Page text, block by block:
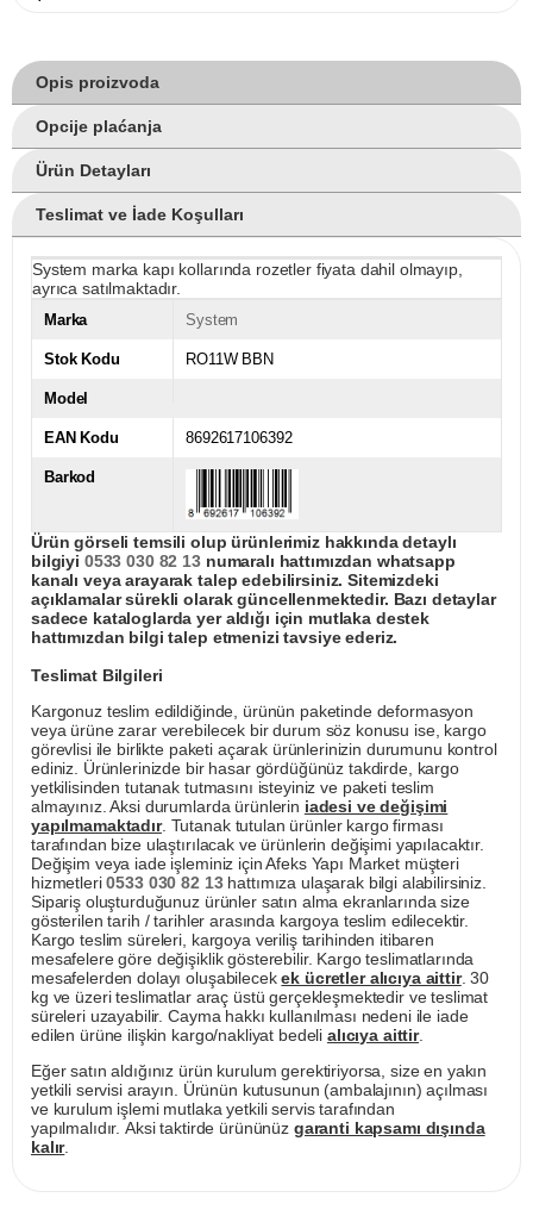
Opis proizvoda
Opcije plaćanja
Ürün Detayları
Teslimat ve İade Koşulları
System marka kapı kollarında rozetler fiyata dahil olmayıp,
ayrıca satılmaktadır.
Marka System
Stok Kodu RO11W BBN
Model
EAN Kodu 8692617106392
Barkod
Ürün görseli temsili olup ürünlerimiz hakkında detaylı
bilgiyi 0533 030 82 13numaralı hattımızdan whatsapp
kanalı veya arayarak talep edebilirsiniz. Sitemizdeki
açıklamalar sürekli olarak güncellenmektedir. Bazı detaylar
sadece kataloglarda yer aldığı için mutlaka destek
hattımızdan bilgi talep etmenizi tavsiye ederiz.
Teslimat Bilgileri
Kargonuz teslim edildiğinde, ürünün paketinde deformasyon
veya ürüne zarar verebilecek bir durum söz konusu ise, kargo
görevlisi ile birlikte paketi açarak ürünlerinizin durumunu kontrol
ediniz. Ürünlerinizde bir hasar gördüğünüz takdirde, kargo
yetkilisinden tutanak tutmasını isteyiniz ve paketi teslim
almayınız. Aksi durumlarda ürünlerin iadesi ve değişimi
yapılmamaktadır. Tutanak tutulan ürünler kargo firması
tarafından bize ulaştırılacak ve ürünlerin değişimi yapılacaktır.
Değişim veya iade işleminiz için Afeks Yapı Market müşteri
hizmetleri0533 030 82 13hattımıza ulaşarak bilgi alabilirsiniz.
Sipariş oluşturduğunuz ürünler satın alma ekranlarında size
gösterilen tarih / tarihler arasında kargoya teslim edilecektir.
Kargo teslim süreleri, kargoya veriliş tarihinden itibaren
mesafelere göre değişiklik gösterebilir. Kargo teslimatlarında
mesafelerden dolayı oluşabilecekek ücretler alıcıya aittir. 30
kg ve üzeri teslimatlar araç üstü gerçekleşmektedir ve teslimat
süreleri uzayabilir. Cayma hakkı kullanılması nedeni ile iade
edilen ürüne ilişkin kargo/nakliyat bedeli alıcıya aittir.
Eğer satın aldığınız ürün kurulum gerektiriyorsa, size en yakın
yetkili servisi arayın. Ürünün kutusunun (ambalajının) açılması
ve kurulum işlemi mutlaka yetkili servis tarafından
yapılmalıdır. Aksi taktirde ürününüz garanti kapsamı dışında
kalır.